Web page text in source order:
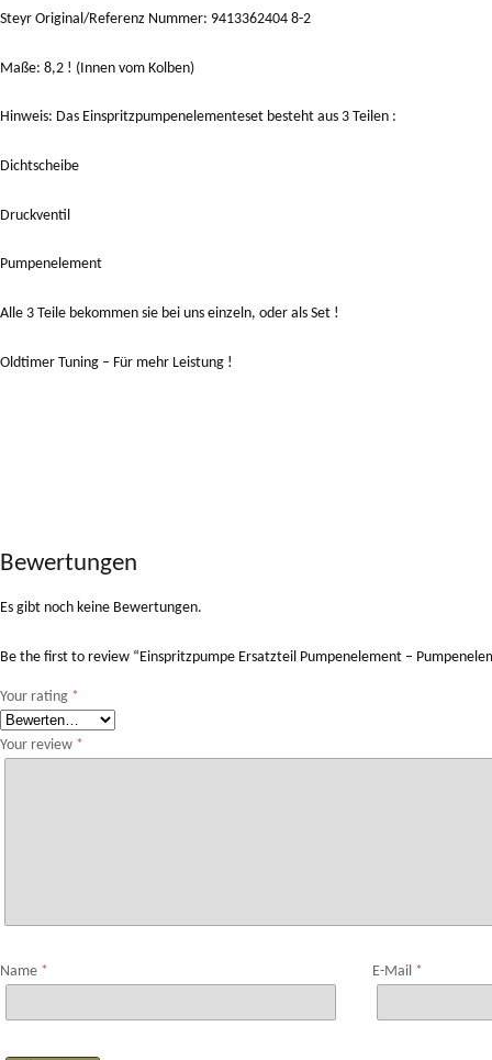
Steyr Original/Referenz Nummer: 9413362404 8-2
Maße: 8,2 ! (Innen vom Kolben)
Hinweis: Das Einspritzpumpenelementeset besteht aus 3 Teilen :
Dichtscheibe
Druckventil
Pumpenelement
Alle 3 Teile bekommen sie bei uns einzeln, oder als Set !
Oldtimer Tuning – Für mehr Leistung !
Bewertungen
Es gibt noch keine Bewertungen.
Be the first to review “Einspritzpumpe Ersatzteil Pumpenelement –
Your rating *
Your review *
Name * E-Mail *